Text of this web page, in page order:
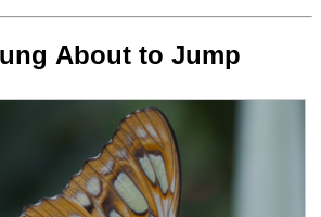
About to Jump